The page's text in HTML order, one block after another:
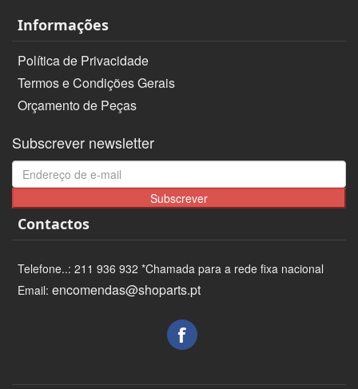
Informações
Política de Privacidade
Termos e Condições Gerais
Orçamento de Peças
Subscrever newsletter
Subscrever
Contactos
Telefone..: 211 936 932 *Chamada para a rede fixa nacional
Email: encomendas@shoparts.pt